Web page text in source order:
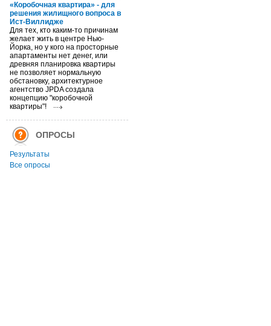
«Коробочная квартира» - для
решения жилищного вопроса в
Ист-Виллидже
Для тех, кто каким-то причинам
желает жить в центре Нью-
Йорка, но у кого на просторные
апартаменты нет денег, или
древняя планировка квартиры
не позволяет нормальную
обстановку, архитектурное
агентство JPDA создала
концепцию "коробочной
квартиры"!
ОПРОСЫ
Результаты
Все опросы